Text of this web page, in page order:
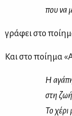
που να
γρά­φει στο
Και στο ποί­η­μα
Η
στη ζωή
Το χέ­ρι